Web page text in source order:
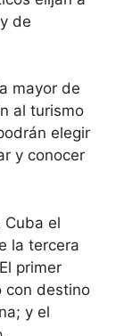
de
mayor de
al turismo
elegir
y conocer
Cuba el
la tercera
primer
con destino
y el